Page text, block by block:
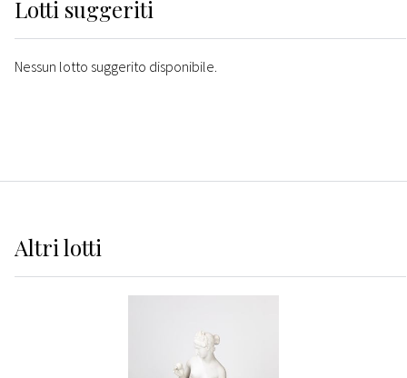
Lotti suggeriti
Nessun lotto suggerito disponibile.
Altrilotti